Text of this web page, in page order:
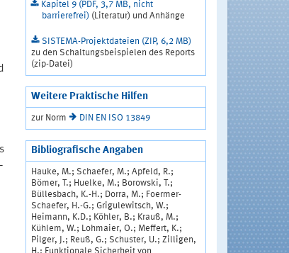
Kapitel 9 (PDF, 3,7 MB, nicht
barrierefrei) (Literatur) und Anhänge
SISTEMA-Projektdateien (ZIP, 6,2 MB)
zu den Schaltungsbeispielen des Reports
(zip-Datei)
Weitere Praktische Hilfen
zur Norm DIN EN ISO 13849
Bibliografische Angaben
Hauke, M.; Schaefer, M.; Apfeld, R.;
Bömer, T.; Huelke, M.; Borowski, T.;
Büllesbach, K.-H.; Dorra, M.; Foermer-
Schaefer, H.-G.; Grigulewitsch, W.;
Heimann, K.D.; Köhler, B.; Krauß, M.;
Kühlem, W.; Lohmaier, O.; Meffert, K.;
Pilger, J.; Reuß, G.; Schuster, U.; Zilligen,